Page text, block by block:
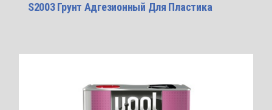
S2003 Грунт Адгезионный Для Пластика